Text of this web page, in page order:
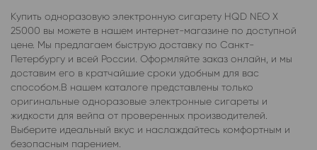
Купить одноразовую электронную сигарету HQD NEO X
25000 вы можете в нашем интернет-магазине по доступной
цене. Мы предлагаем быструю доставку по Санкт-
Петербургу и всей России. Оформляйте заказ онлайн, и мы
доставим его в кратчайшие сроки удобным для вас
способом.В нашем каталоге представлены только
оригинальные одноразовые электронные сигареты и
жидкости для вейпа от проверенных производителей.
Выберите идеальный вкус и наслаждайтесь комфортным и
безопасным парением.